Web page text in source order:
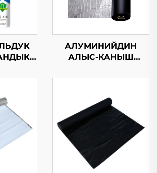
АЛУМИНИЙДИН
АЛЫС-КАНЫШ
КАРАҢКЫТЧЫЛЫК